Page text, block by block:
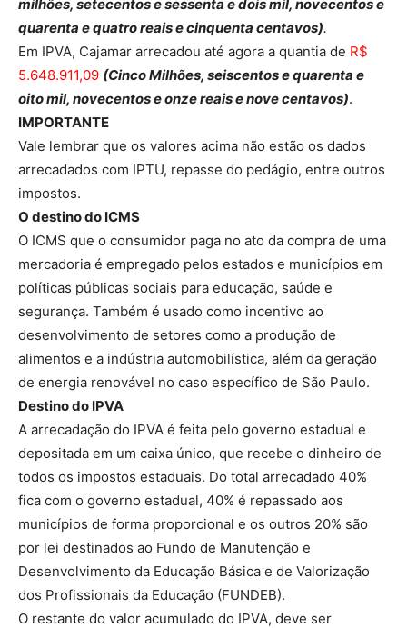
milhões, setecentos e sessenta e dois mil, novecentos e
quarenta e quatro reais e cinquenta centavos).
Em IPVA, Cajamar arrecadou até agora a quantia de R$
5.648.911,09 (Cinco Milhões, seiscentos e quarenta e
oito mil, novecentos e onze reais e nove centavos).
IMPORTANTE
Vale lembrar que os valores acima não estão os dados
arrecadados com IPTU, repasse do pedágio, entre outros
impostos.
O destino do ICMS
O ICMS que o consumidor paga no ato da compra de uma
mercadoria é empregado pelos estados e municípios em
políticas públicas sociais para educação, saúde e
segurança. Também é usado como incentivo ao
desenvolvimento de setores como a produção de
alimentos e a indústria automobilística, além da geração
de energia renovável no caso específico de São Paulo.
Destino do IPVA
A arrecadação do IPVA é feita pelo governo estadual e
depositada em um caixa único, que recebe o dinheiro de
todos os impostos estaduais. Do total arrecadado 40%
fica com o governo estadual, 40% é repassado aos
municípios de forma proporcional e os outros 20% são
por lei destinados ao Fundo de Manutenção e
Desenvolvimento da Educação Básica e de Valorização
dos Profissionais da Educação (FUNDEB).
O restante do valor acumulado do IPVA, deve ser